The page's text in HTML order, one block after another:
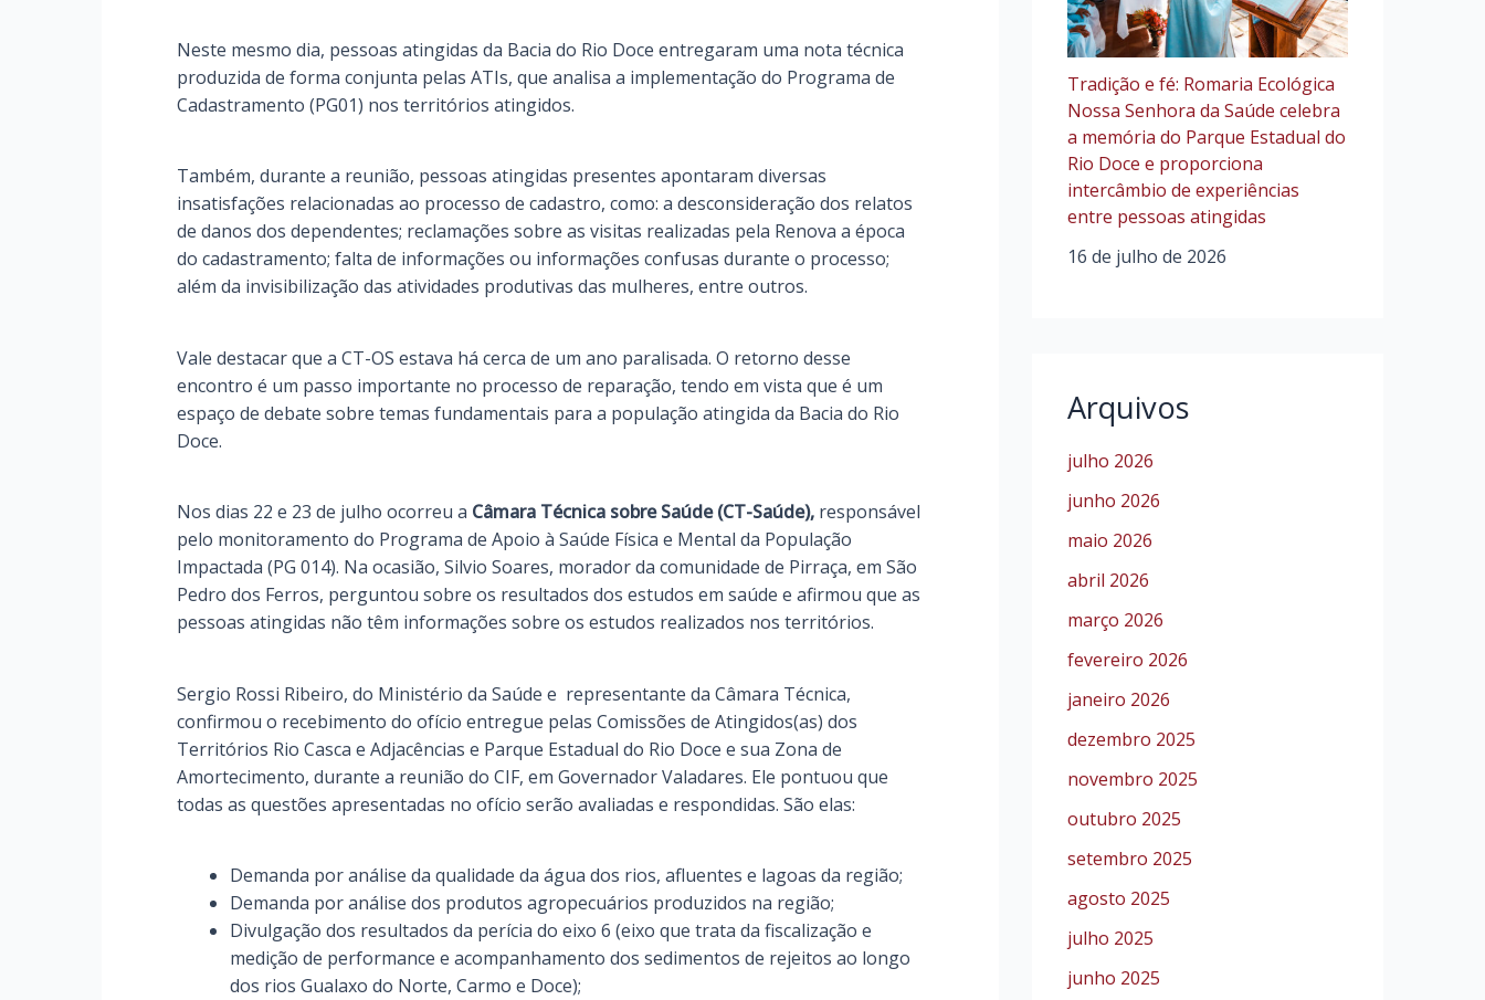
Neste mesmo dia, pessoas atingidas da Bacia do Rio Doce entregaram uma nota técnica
produzida de forma conjunta pelas ATIs, que analisa a implementação do Programa de
Cadastramento (PG01) nos territórios atingidos.
Também, durante a reunião, pessoas atingidas presentes apontaram diversas
insatisfações relacionadas ao processo de cadastro, como: a desconsideração dos relatos
de danos dos dependentes; reclamações sobre as visitas realizadas pela Renova a época
do cadastramento; falta de informações ou informações confusas durante o processo;
além da invisibilização das atividades produtivas das mulheres, entre outros.
Vale destacar que a CT-OS estava há cerca de um ano paralisada. O retorno desse
encontro é um passo importante no processo de reparação, tendo em vista que é um
espaço de debate sobre temas fundamentais para a população atingida da Bacia do Rio
Doce.
Nos dias 22 e 23 de julho ocorreu a Câmara Técnica sobre Saúde (CT-Saúde), responsável
pelo monitoramento do Programa de Apoio à Saúde Física e Mental da População
Impactada (PG 014). Na ocasião, Silvio Soares, morador da comunidade de Pirraça, em São
Pedro dos Ferros, perguntou sobre os resultados dos estudos em saúde e afirmou que as
pessoas atingidas não têm informações sobre os estudos realizados nos territórios.
Sergio Rossi Ribeiro, do Ministério da Saúde e representante da Câmara Técnica,
confirmou o recebimento do ofício entregue pelas Comissões de Atingidos(as) dos
Territórios Rio Casca e Adjacências e Parque Estadual do Rio Doce e sua Zona de
Amortecimento, durante a reunião do CIF, em Governador Valadares. Ele pontuou que
todas as questões apresentadas no ofício serão avaliadas e respondidas. São elas:
Demanda por análise da qualidade da água dos rios, afluentes e lagoas da região;
Demanda por análise dos produtos agropecuários produzidos na região;
Divulgação dos resultados da perícia do eixo 6 (eixo que trata da fiscalização e
medição de performance e acompanhamento dos sedimentos de rejeitos ao longo
dos rios Gualaxo do Norte, Carmo e Doce);
Tradição e fé: Romaria Ecológica
Nossa Senhora da Saúde celebra
a memória do Parque Estadual do
Rio Doce e proporciona
intercâmbio de experiências
entre pessoas atingidas
16 de julho de 2026
Arquivos
julho 2026
junho 2026
maio 2026
abril 2026
março 2026
fevereiro 2026
janeiro 2026
dezembro 2025
novembro 2025
outubro 2025
setembro 2025
agosto 2025
julho 2025
junho 2025